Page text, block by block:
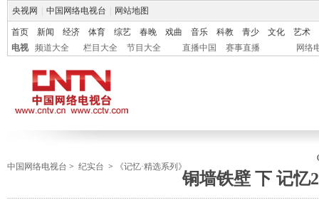
央视网 中国网络电视台 网站地图
首页 新闻 经济 体育 综艺 春晚 戏曲 音乐 科教 青少 文化
艺术
电视
频道大全 栏目大全 节目大全 直播中国 赛事直播 网络
中国网络电视台 > 纪实台 > 《记忆·精选系列》
铜墙铁壁 下 记忆